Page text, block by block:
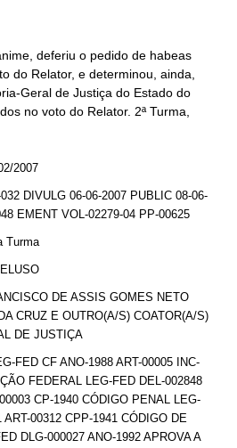
deferiu o pedido de habeas
do Relator, e determinou, ainda,
Geral de Justiça do Estado do
no voto do Relator. 2ª Turma,
2007
032 DIVULG 06-06-2007 PUBLIC 08-06-
EMENT VOL-02279-04 PP-00625
Turma
DE ASSIS GOMES NETO
CRUZ E OUTRO(A/S) COATOR(A/S)
DE JUSTIÇA
FED CF ANO-1988 ART-00005 INC-
FEDERAL LEG-FED DEL-002848
CP-1940 CÓDIGO PENAL LEG-
ART-00312 CPP-1941 CÓDIGO DE
DLG-000027 ANO-1992 APROVA A